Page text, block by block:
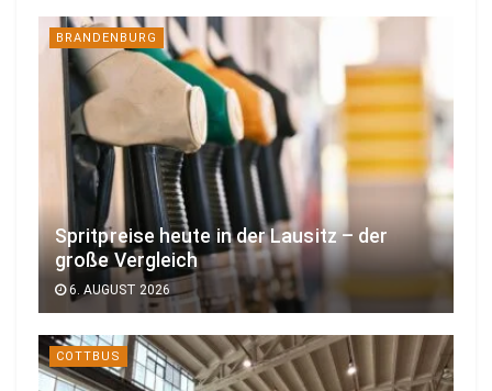
BRANDENBURG
Spritpreise heute in der Lausitz – der
große Vergleich
6. AUGUST 2026
COTTBUS